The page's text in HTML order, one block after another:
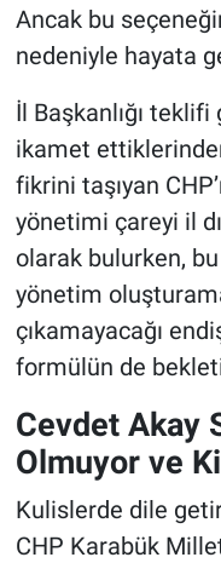
Ancak bu
nedeniyle hayata
İl Başkanlığı
ikamet
fikrini taşıyan
yönetimi çareyi il
olarak bulurken,
yönetim
çıkamayacağı
formülün de
Cevdet Akay
Olmuyor ve
Kulislerde dile
CHP Karabük